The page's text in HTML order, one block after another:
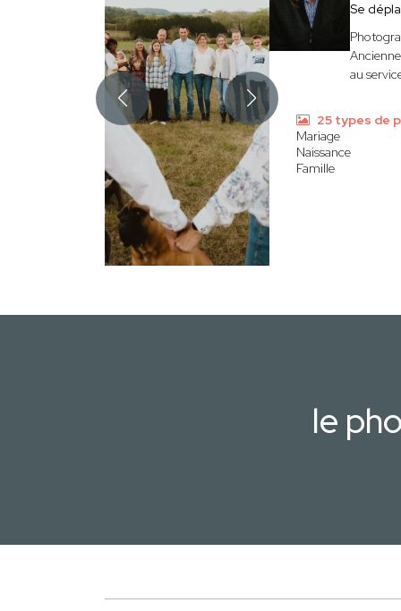
Se
au
25 types de
Mariage
Naissance
Famille
le